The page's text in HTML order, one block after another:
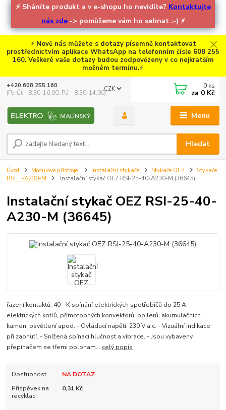
⚡ Sháníte produkt a v e-shopu ho nevidíte? Kontaktujte
nás zde-> pomůžeme vám ho sehnat :-) ⚡
⚡ Nově nás můžete s dotazy písemně kontaktovat
prostřednictvím aplikace WhatsApp na telefonním čísle 608 255
160. Veškeré vaše dotazy budou zodpovězeny v co nejkratším
možném termínu.⚡
Menu
CZK
Hledat
+420 608 255 160
(Po-Čt - 8:30-16:00, Pá - 8:30-14:00)
0 ks
za 0 Kč
Úvod Modulové přístroje Instalační stykače Stykače OEZ
Stykače
RSI....-A230-M
Instalační stykač OEZ RSI-25-40-A230-M (36645)
Instalační stykač OEZ RSI-25-40-
A230-M (36645)
řazení kontaktů: 40 - K spínání elektrických spotřebičů do 25 A –
elektrických kotlů, přímotopných konvektorů, bojlerů, akumulačních
kamen, osvětlení apod. - Ovládací napětí: 230 V a.c. - Vizuální indikace
při zapnutí. - Snížená spínací hlučnost a vibrace. - Jsou vybaveny
přepínačem se třemi poloham... celý popis
Dostupnost
NA DOTAZ
Příspěvek na
recyklaci
0,31 Kč